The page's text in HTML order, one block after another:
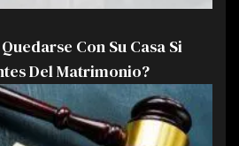
Con Su Casa Si
Del Matrimonio?